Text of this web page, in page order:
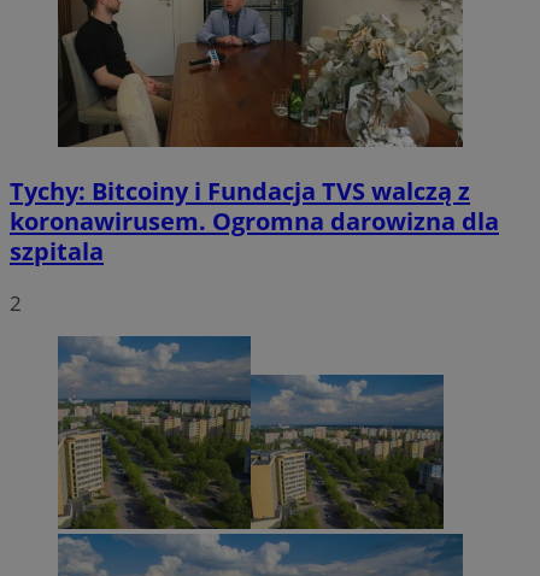
Tychy: Bitcoiny i Fundacja TVS walczą z
koronawirusem. Ogromna darowizna dla
szpitala
2